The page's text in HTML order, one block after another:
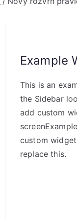
Example
This is an
the Sidebar
add custom
custom
replace this.